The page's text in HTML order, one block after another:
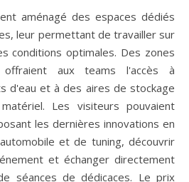
aménagé des espaces dédiés
leur permettant de travailler sur
conditions optimales. Des zones
offraient aux teams l'accès à
d'eau et à des aires de stockage
Les visiteurs pouvaient
les dernières innovations en
et de tuning, découvrir
et échanger directement
séances de dédicaces. Le prix